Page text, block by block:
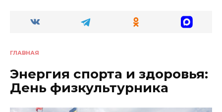
ГЛАВНАЯ
Энергия спорта и здоровья:
День физкультурника